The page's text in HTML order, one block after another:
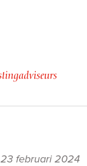
23 februari 2024